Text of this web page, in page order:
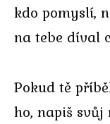
kdo pomyslí,
na tebe díval
Pokud tě
ho, napiš svůj